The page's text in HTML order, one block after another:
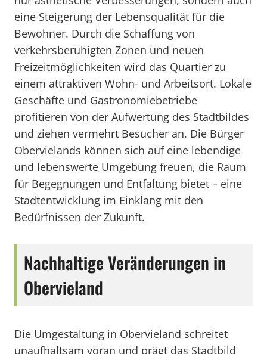
eine Steigerung der Lebensqualität für die
Bewohner. Durch die Schaffung von
verkehrsberuhigten Zonen und neuen
Freizeitmöglichkeiten wird das Quartier zu
einem attraktiven Wohn- und Arbeitsort. Lokale
Geschäfte und Gastronomiebetriebe
profitieren von der Aufwertung des Stadtbildes
und ziehen vermehrt Besucher an. Die Bürger
Obervielands können sich auf eine lebendige
und lebenswerte Umgebung freuen, die Raum
für Begegnungen und Entfaltung bietet – eine
Stadtentwicklung im Einklang mit den
Bedürfnissen der Zukunft.
Nachhaltige Veränderungen in
Obervieland
Die Umgestaltung in Obervieland schreitet
unaufhaltsam voran und prägt das Stadtbild